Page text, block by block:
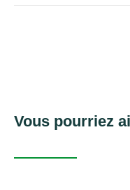
Vous pourriez